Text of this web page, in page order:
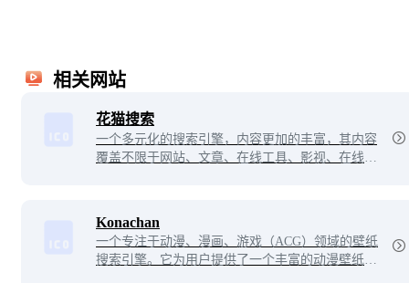
相关网站
花猫搜索
一个多元化的搜索引擎，内容更加的丰富，其内容
覆盖不限于网站、文章、在线工具、影视、在线视
Konachan
一个专注于动漫、漫画、游戏（ACG）领域的壁纸
搜索引擎。它为用户提供了一个丰富的动漫壁纸资